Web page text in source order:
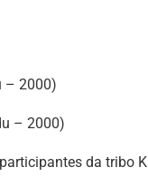
– 2000)
– 2000)
da tribo